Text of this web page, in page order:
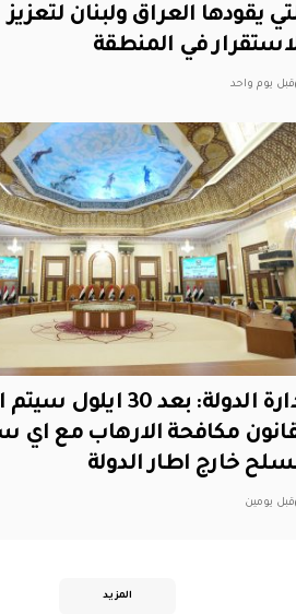
يقودها العراق ولبنان لتعزيز
في المنطقة
قبل يوم واحد
ادارة الدولة: بعد 30
مكافحة الارهاب مع اي
خارج اطار الدولة
قبل يومين
المزيد